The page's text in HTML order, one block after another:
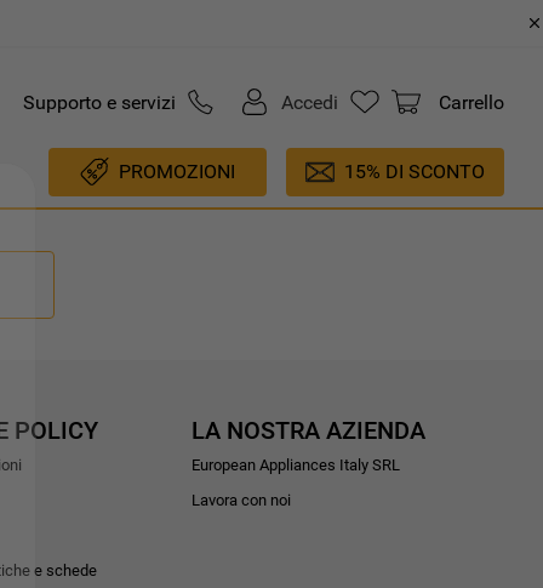
Supporto e servizi Accedi Carrello
PROMOZIONI 15% DI SCONTO
POLICY
e schede
LA NOSTRA AZIENDA
European Appliances Italy SRL
Lavora con noi